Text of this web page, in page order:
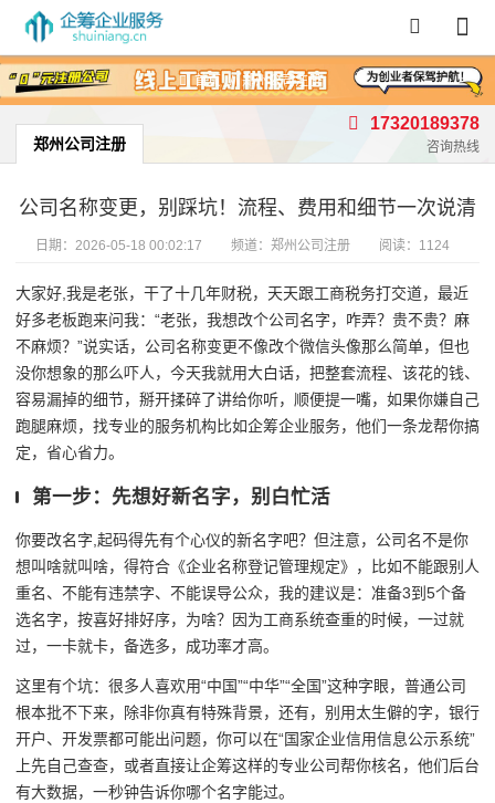
首页 / 郑州公司注册
郑州公司注册
17320189378
咨询热线
公司名称变更，别踩坑！流程、费用和细节一次说清
日期： 2026-05-18 00:02:17 频道： 郑州公司注册 阅读：1124
大家好,我是老张，干了十几年财税，天天跟工商税务打交道，最近
好多老板跑来问我：“老张，我想改个公司名字，咋弄？贵不贵？麻
不麻烦？”说实话，公司名称变更不像改个微信头像那么简单，但也
没你想象的那么吓人，今天我就用大白话，把整套流程、该花的钱、
容易漏掉的细节，掰开揉碎了讲给你听，顺便提一嘴，如果你嫌自己
跑腿麻烦，找专业的服务机构比如企筹企业服务，他们一条龙帮你搞
定，省心省力。
第一步：先想好新名字，别白忙活
你要改名字,起码得先有个心仪的新名字吧？但注意，公司名不是你
想叫啥就叫啥，得符合《企业名称登记管理规定》，比如不能跟别人
重名、不能有违禁字、不能误导公众，我的建议是：准备3到5个备
选名字，按喜好排好序，为啥？因为工商系统查重的时候，一过就
过，一卡就卡，备选多，成功率才高。
这里有个坑：很多人喜欢用“中国”“中华”“全国”这种字眼，普通公司
根本批不下来，除非你真有特殊背景，还有，别用太生僻的字，银行
开户、开发票都可能出问题，你可以在“国家企业信用信息公示系统”
上先自己查查，或者直接让企筹这样的专业公司帮你核名，他们后台
有大数据，一秒钟告诉你哪个名字能过。